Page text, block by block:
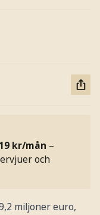
kr/mån –
och
miljoner euro,